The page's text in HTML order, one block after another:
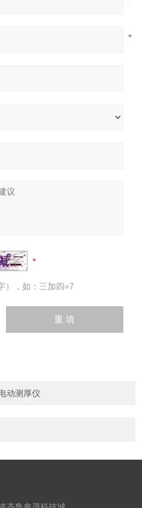
），如：三加四=7
动测厚仪